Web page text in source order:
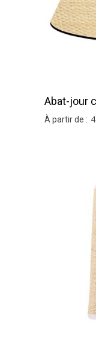
Abat-jour
noire
À partir de :